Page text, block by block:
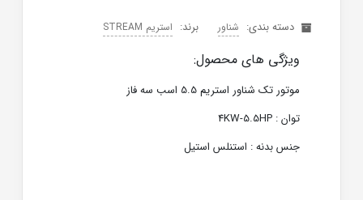
دسته بندی: شناور برند: استریم STREAM
ویژگی های محصول:
موتور تک شناور استريم 5.5 اسب سه فاز
توان : 4KW-5.5HP
جنس بدنه : استنلس استیل